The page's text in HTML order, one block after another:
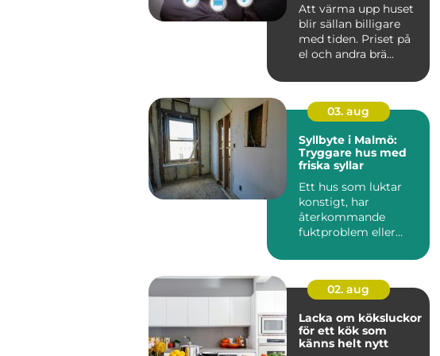
Att värma upp huset
blir sällan billigare
med tiden. Priset på
el och andra brä...
03. aug
Syllbyte i Malmö:
Tryggare hus med
friska syllar
Ett hus som luktar
konstigt, har
återkommande
fuktproblem eller
inomhusbesvär kan...
02. aug
Lacka om köksluckor
för ett kök som
känns helt nytt